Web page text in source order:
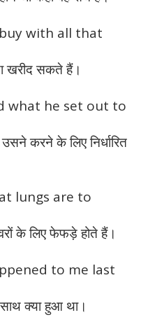
with all that
खरीद सकते हैं।
what he set out to
करने के लिए निर्धारित
lungs are to
के लिए फेफड़े होते हैं।
to me last
क्या हुआ था।